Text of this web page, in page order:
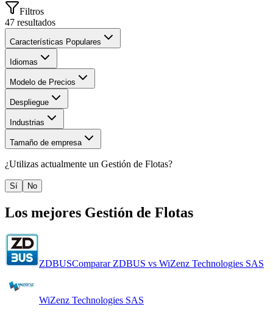
Filtros
47 resultados
Características Populares
Idiomas
Modelo de Precios
Despliegue
Industrias
Tamaño de empresa
¿Utilizas actualmente un Gestión de Flotas?
Sí No
Los mejores Gestión de Flotas
ZDBUSComparar ZDBUS vs WiZenz Technologies SAS
WiZenz Technologies SAS